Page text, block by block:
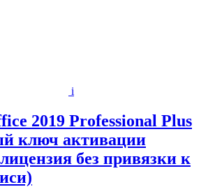
i
2019 Professional Plus
ключ активации
без привязки к